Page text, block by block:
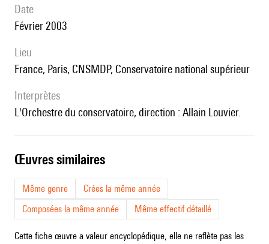
date
Février 2003
lieu
France, Paris, CNSMDP, Conservatoire national supérieur
interprètes
l'Orchestre du conservatoire, direction : Allain Louvier.
œuvres similaires
Même genre
Crées la même année
Composées la même année
Même effectif détaillé
Cette fiche œuvre a valeur encyclopédique, elle ne reflète pas les